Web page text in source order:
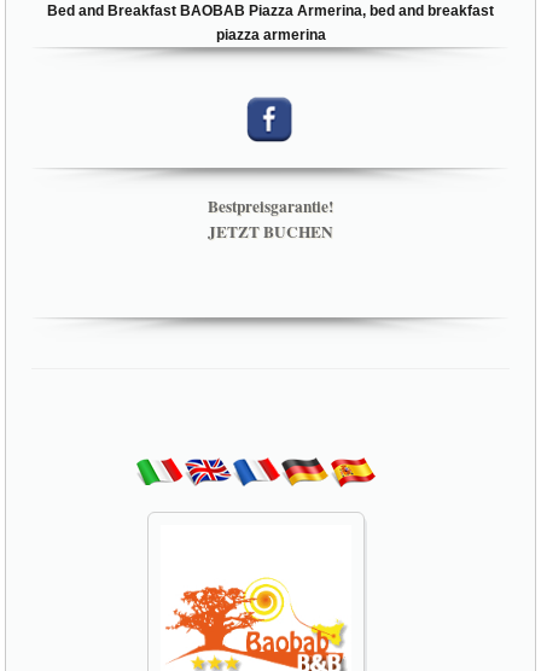
Bed and Breakfast BAOBAB Piazza Armerina, bed and breakfast
piazza armerina
Bestpreisgarantie!
JETZT BUCHEN